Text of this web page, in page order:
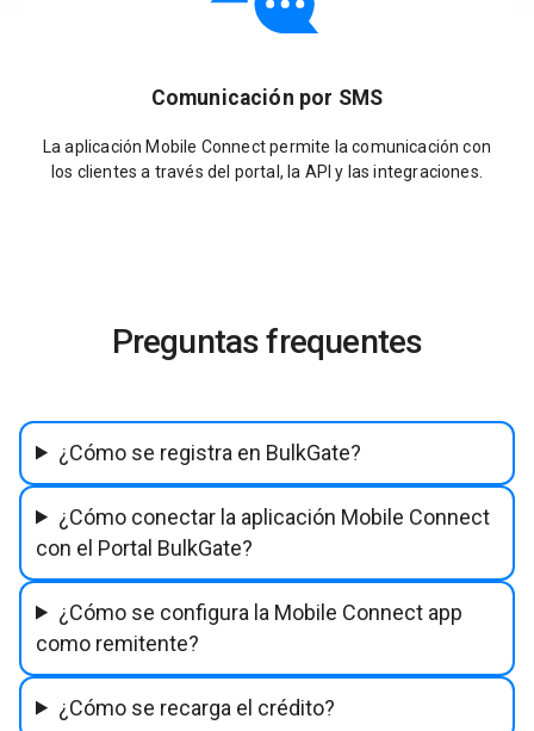
Comunicación por SMS
La aplicación Mobile Connect permite la comunicación con
los clientes a través del portal, la API y las integraciones.
Preguntas frequentes
¿Cómo se registra en BulkGate?
¿Cómo conectar la aplicación Mobile Connect
con el Portal BulkGate?
¿Cómo se configura la Mobile Connect app
como remitente?
¿Cómo se recarga el crédito?